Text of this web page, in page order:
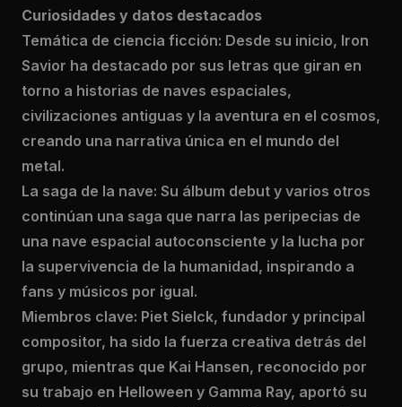
Curiosidades y datos destacados
Temática de ciencia ficción: Desde su inicio, Iron
Savior ha destacado por sus letras que giran en
torno a historias de naves espaciales,
civilizaciones antiguas y la aventura en el cosmos,
creando una narrativa única en el mundo del
metal.
La saga de la nave: Su álbum debut y varios otros
continúan una saga que narra las peripecias de
una nave espacial autoconsciente y la lucha por
la supervivencia de la humanidad, inspirando a
fans y músicos por igual.
Miembros clave: Piet Sielck, fundador y principal
compositor, ha sido la fuerza creativa detrás del
grupo, mientras que Kai Hansen, reconocido por
su trabajo en Helloween y Gamma Ray, aportó su